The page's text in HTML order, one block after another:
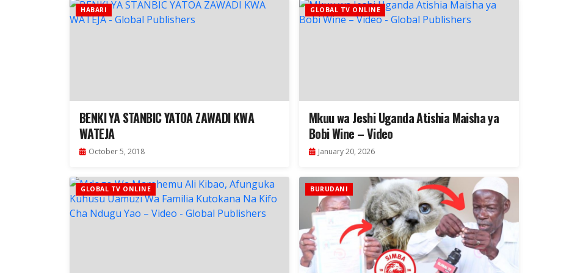
HABARI
BENKI YA STANBIC YATOA ZAWADI KWA
WATEJA
October 5, 2018
GLOBAL TV ONLINE
Mkuu wa Jeshi Uganda Atishia Maisha ya
Bobi Wine – Video
January 20, 2026
GLOBAL TV ONLINE BURUDANI